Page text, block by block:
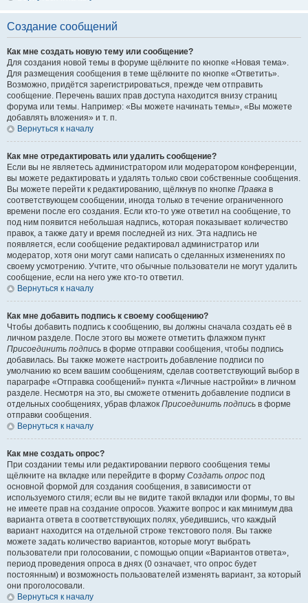
Создание сообщений
Как мне создать новую тему или сообщение?
Для создания новой темы в форуме щёлкните по кнопке «Новая тема».
Для размещения сообщения в теме щёлкните по кнопке «Ответить».
Возможно, придётся зарегистрироваться, прежде чем отправить
сообщение. Перечень ваших прав доступа находится внизу страниц
форума или темы. Например: «Вы можете начинать темы», «Вы можете
добавлять вложения» и т. п.
Вернуться к началу
Как мне отредактировать или удалить сообщение?
Если вы не являетесь администратором или модератором конференции,
вы можете редактировать и удалять только свои собственные сообщения.
Вы можете перейти к редактированию, щёлкнув по кнопке Правка в
соответствующем сообщении, иногда только в течение ограниченного
времени после его создания. Если кто-то уже ответил на сообщение, то
под ним появится небольшая надпись, которая показывает количество
правок, а также дату и время последней из них. Эта надпись не
появляется, если сообщение редактировал администратор или
модератор, хотя они могут сами написать о сделанных изменениях по
своему усмотрению. Учтите, что обычные пользователи не могут удалить
сообщение, если на него уже кто-то ответил.
Вернуться к началу
Как мне добавить подпись к своему сообщению?
Чтобы добавить подпись к сообщению, вы должны сначала создать её в
личном разделе. После этого вы можете отметить флажком пункт
Присоединить подпись в форме отправки сообщения, чтобы подпись
добавилась. Вы также можете настроить добавление подписи по
умолчанию ко всем вашим сообщениям, сделав соответствующий выбор в
параграфе «Отправка сообщений» пункта «Личные настройки» в личном
разделе. Несмотря на это, вы сможете отменить добавление подписи в
отдельных сообщениях, убрав флажок Присоединить подпись в форме
отправки сообщения.
Вернуться к началу
Как мне создать опрос?
При создании темы или редактировании первого сообщения темы
щёлкните на вкладке или перейдите в форму Создать опрос под
основной формой для создания сообщения, в зависимости от
используемого стиля; если вы не видите такой вкладки или формы, то вы
не имеете прав на создание опросов. Укажите вопрос и как минимум два
варианта ответа в соответствующих полях, убедившись, что каждый
вариант находится на отдельной строке текстового поля. Вы также
можете задать количество вариантов, которые могут выбрать
пользователи при голосовании, с помощью опции «Вариантов ответа»,
период проведения опроса в днях (0 означает, что опрос будет
постоянным) и возможность пользователей изменять вариант, за который
они проголосовали.
Вернуться к началу